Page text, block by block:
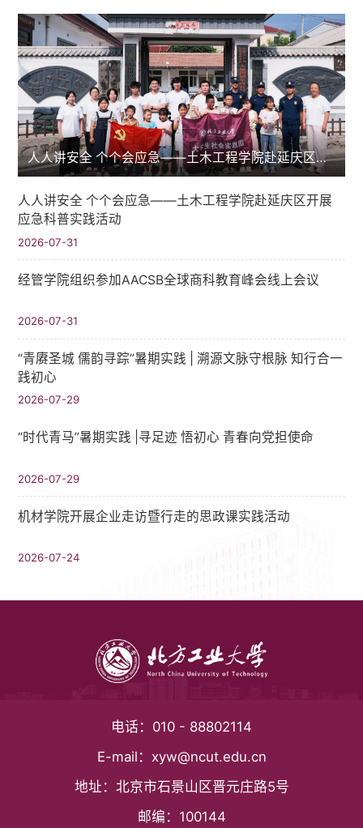
人人讲安全 个个会应急——土木工程学院赴延庆区开展应急科普实践活动
人人讲安全 个个会应急——土木工程学院赴延庆区开展
应急科普实践活动
2026-07-31
经管学院组织参加AACSB全球商科教育峰会线上会议
2026-07-31
“青赓圣城 儒韵寻踪”暑期实践​ | 溯源文脉守根脉 知行合一
践初心
2026-07-29
“时代青马”暑期实践 |寻足迹 悟初心 青春向党担使命
2026-07-29
机材学院开展企业走访暨行走的思政课实践活动
2026-07-24
电话： 010 - 88802114
E-mail： xyw@ncut.edu.cn
地址： 北京市石景山区晋元庄路5号
邮编： 100144